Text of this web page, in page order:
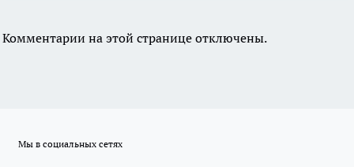
Комментарии на этой странице отключены.
Мы в социальных сетях